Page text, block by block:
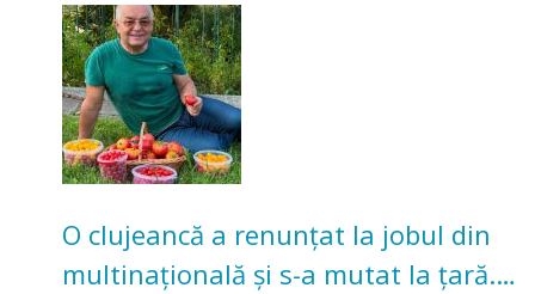
nu poate oferi această satisfacție”
O clujeancă a renunțat la jobul din
multinațională și s-a mutat la țară.